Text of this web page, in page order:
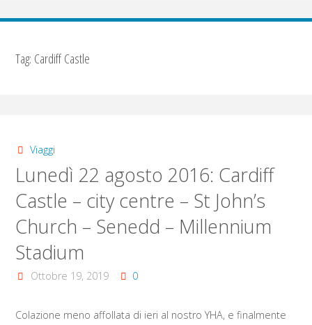
Tag: Cardiff Castle
Viaggi
Lunedì 22 agosto 2016: Cardiff
Castle – city centre – St John’s
Church – Senedd – Millennium
Stadium
Ottobre 19, 2019 0
Colazione meno affollata di ieri al nostro YHA, e finalmente